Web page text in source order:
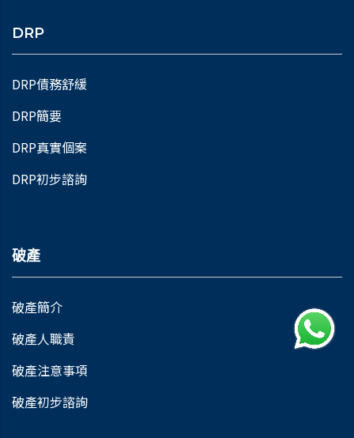
DRP
DRP債務舒緩
DRP簡要
DRP真實個案
DRP初步諮詢
破產
破產簡介
破產人職責
破產注意事項
破產初步諮詢